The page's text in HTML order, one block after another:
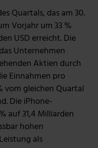
Quartals, das am 30.
Vorjahr um 33 %
USD erreicht. Die
Unternehmen
Aktien durch
Einnahmen pro
vom gleichen Quartal
Die iPhone-
auf 31,4 Milliarden
hohen
als